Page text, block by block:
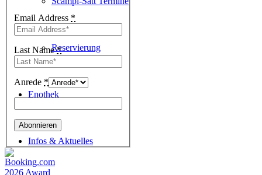
Reservierung
Enothek
Infos & Aktuelles
Email Address *
Last Name*
Anrede *